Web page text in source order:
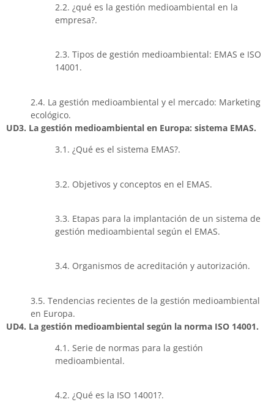
2.2. ¿qué es la gestión medioambiental en la
empresa?.
2.3. Tipos de gestión medioambiental: EMAS e ISO
14001.
2.4. La gestión medioambiental y el mercado: Marketing
ecológico.
UD3. La gestión medioambiental en Europa: sistema EMAS.
3.1. ¿Qué es el sistema EMAS?.
3.2. Objetivos y conceptos en el EMAS.
3.3. Etapas para la implantación de un sistema de
gestión medioambiental según el EMAS.
3.4. Organismos de acreditación y autorización.
3.5. Tendencias recientes de la gestión medioambiental
en Europa.
UD4. La gestión medioambiental según la norma ISO 14001.
4.1. Serie de normas para la gestión
medioambiental.
4.2. ¿Qué es la ISO 14001?.